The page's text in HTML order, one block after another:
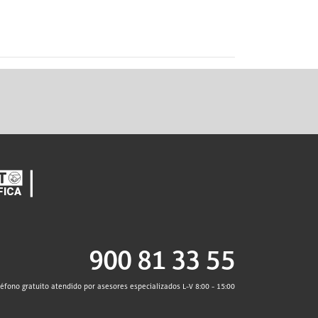
900 81 33 55
gratuito atendido por asesores especializados L-V 8:00 - 15:00